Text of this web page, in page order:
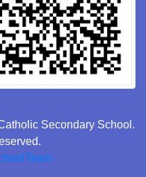
Secondary School.